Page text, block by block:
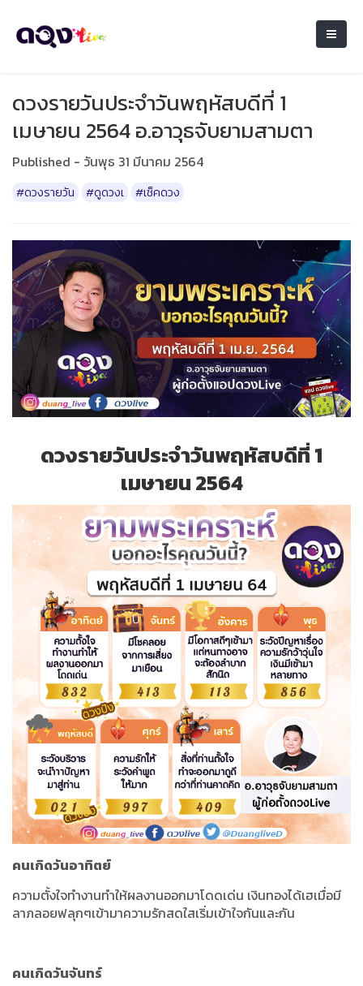
ดวงรายวันประจำวันพฤหัสบดีที่ 1
เมษายน 2564 อ.อาวุธจับยามสามตา
Published - วันพุธ 31 มีนาคม 2564
#ดวงรายวัน #ดูดวงเ #เช็คดวง
ดวงรายวันประจำวันพฤหัสบดีที่ 1
เมษายน 2564
คนเกิดวันอาทิตย์
ความตั้งใจทำงานทำให้ผลงานออกมาโดดเด่น เงินทองได้เฮเมื่อมี
ลาภลอยฟลุกๆเข้ามาความรักสดใสเริ่มเข้าใจกันและกัน
คนเกิดวันจันทร์